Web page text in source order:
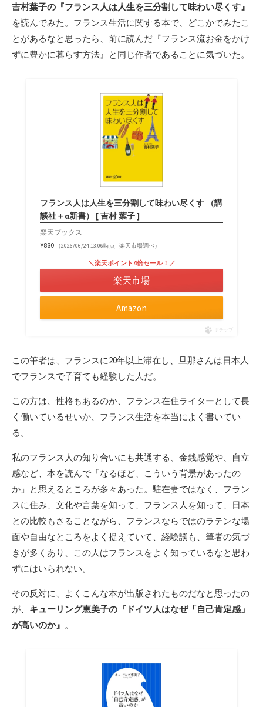
吉村葉子の『フランス人は人生を三分割して味わい尽くす』
を読んでみた。フランス生活に関する本で、どこかでみたこ
とがあるなと思ったら、前に読んだ『フランス流お金をかけ
ずに豊かに暮らす方法』と同じ作者であることに気づいた。
フランス人は人生を三分割して味わい尽くす （講
談社＋α新書） [ 吉村 葉子 ]
楽天ブックス
¥880
（2026/06/24 13:06時点 | 楽天市場調べ）
Amazon
＼楽天ポイント4倍セール！／
楽天市場
ポチップ
この筆者は、フランスに20年以上滞在し、旦那さんは日本人
でフランスで子育ても経験した人だ。
この方は、性格もあるのか、フランス在住ライターとして長
く働いているせいか、フランス生活を本当によく書いてい
る。
私のフランス人の知り合いにも共通する、金銭感覚や、自立
感など、本を読んで「なるほど、こういう背景があったの
か」と思えるところが多々あった。駐在妻ではなく、フラン
スに住み、文化や言葉を知って、フランス人を知って、日本
との比較もさることながら、フランスならではのラテンな場
面や自由なところをよく捉えていて、経験談も、筆者の気づ
きが多くあり、この人はフランスをよく知っているなと思わ
ずにはいられない。
その反対に、よくこんな本が出版されたものだなと思ったの
が、 キューリング恵美子の『ドイツ人はなぜ「自己肯定感」
が高いのか』 。